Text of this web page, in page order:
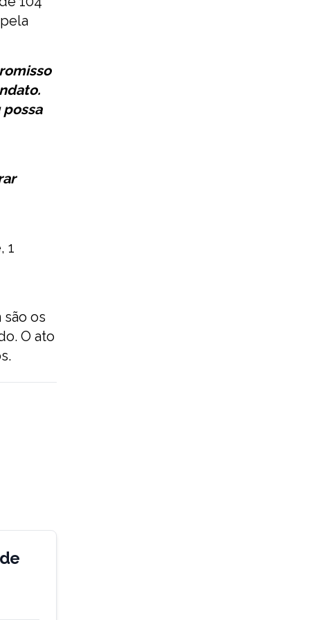
1
os
O ato